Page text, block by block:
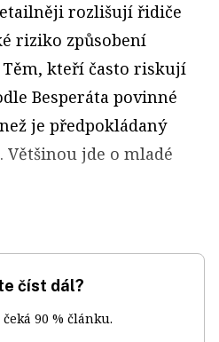
rozlišují řidiče
riziko způsobení
kteří často riskují
Besperáta povinné
je předpokládaný
jde o mladé
číst dál?
čeká 90 % článku.